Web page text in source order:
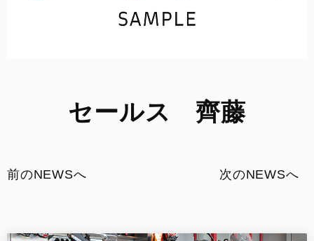
セールス 齊藤
前のNEWSへ 次のNEWSへ